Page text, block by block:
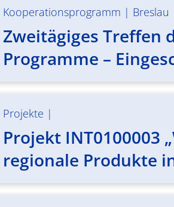
Kooperationsprogramm | Breslau
Zweitägiges Treffen
Programme –
Projekte |
Projekt INT0100003
regionale Produkte